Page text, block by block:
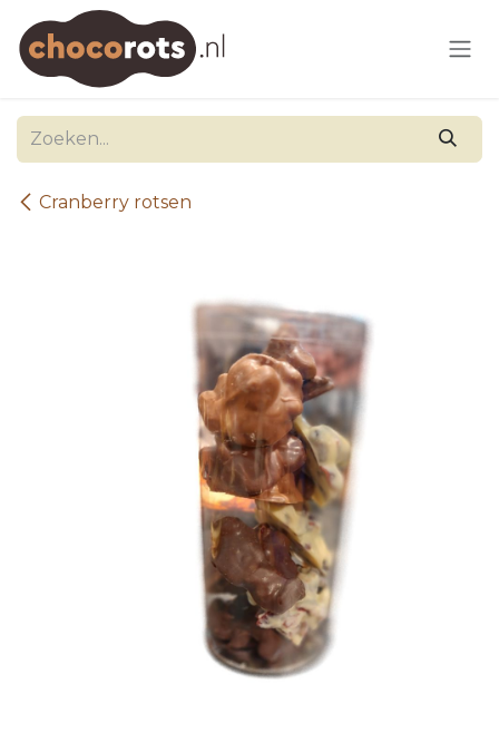
Overslaan naar inhoud
Cranberry rotsen